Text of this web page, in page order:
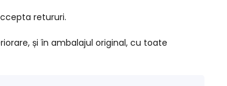
retururi.
și în ambalajul original, cu toate